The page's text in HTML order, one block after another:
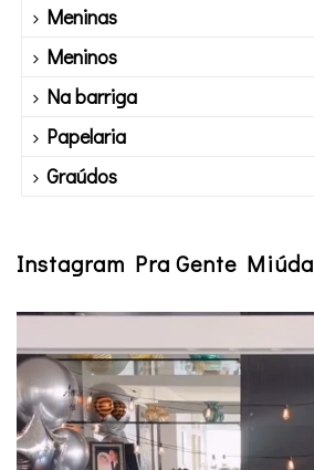
Meninas
Meninos
Na barriga
Papelaria
Graúdos
Instagram Pra Gente Miúda